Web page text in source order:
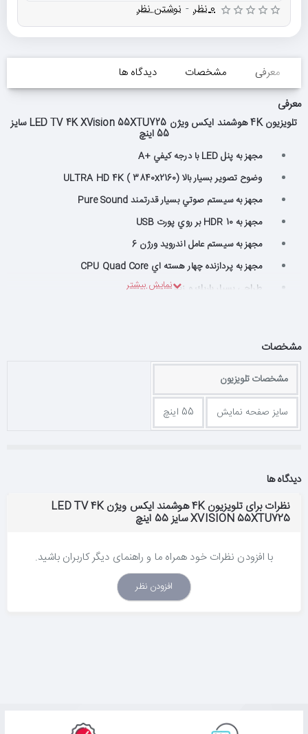
0 نظر - نوشتن نظر
معرفی مشخصات
دیدگاه ها
معرفی
تلویزیون 4K هوشمند ایکس ویژن LED TV 4K XVision 55XTU725 سایز
55 اینچ
مجهز به پنل LED با درجه كيفي +A
وضوح تصوير بسيار بالا (ULTRA HD 4K ( 3840x2160
مجهز به سيستم صوتي بسيار قدرتمند Pure Sound
مجهز به HDR 10 بر روي پورت USB
مجهز به سيستم عامل اندرويد ورژن 6
مجهز به پردازنده چهار هسته اي CPU Quad Core
طراحي بسيار باريك و زيبا
داراي قابليت WIFI Screen Mirror و WIFI Directمشخصات
مشخصات تلویزیون
سایز صفحه نمایش
55 اینچ
دیدگاه ها
نظرات برای تلویزیون 4K هوشمند ایکس ویژن LED TV 4K
XVISION 55XTU725 سایز 55 اینچ
با افزودن نظرات خود همراه ما و راهنمای دیگر کاربران باشید.
افزودن نظر